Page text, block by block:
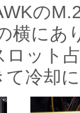
の
横にあ
ロット
て冷却